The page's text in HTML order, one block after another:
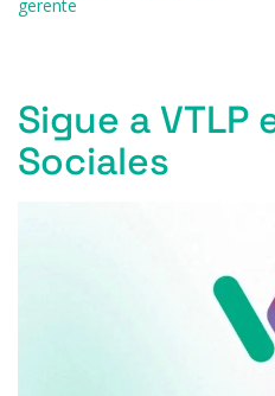
gerente
Sigue a VTLP
Sociales